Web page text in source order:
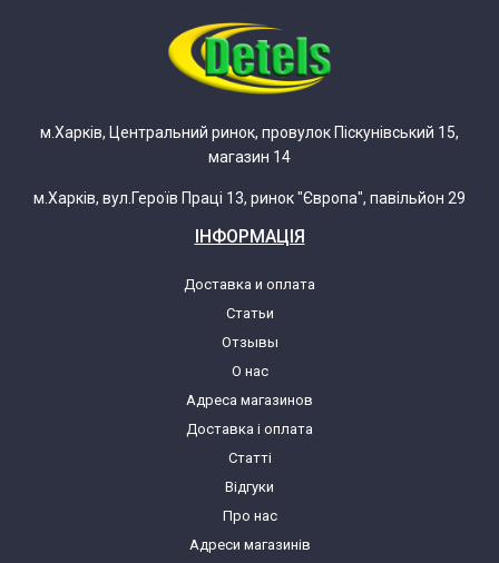
м.Харків, Центральний ринок, провулок Піскунівський 15,
магазин 14
м.Харків, вул.Героїв Праці 13, ринок "Європа", павільйон 29
ІНФОРМАЦІЯ
Доставка и оплата
Статьи
Отзывы
О нас
Адреса магазинов
Доставка і оплата
Статті
Відгуки
Про нас
Адреси магазинів